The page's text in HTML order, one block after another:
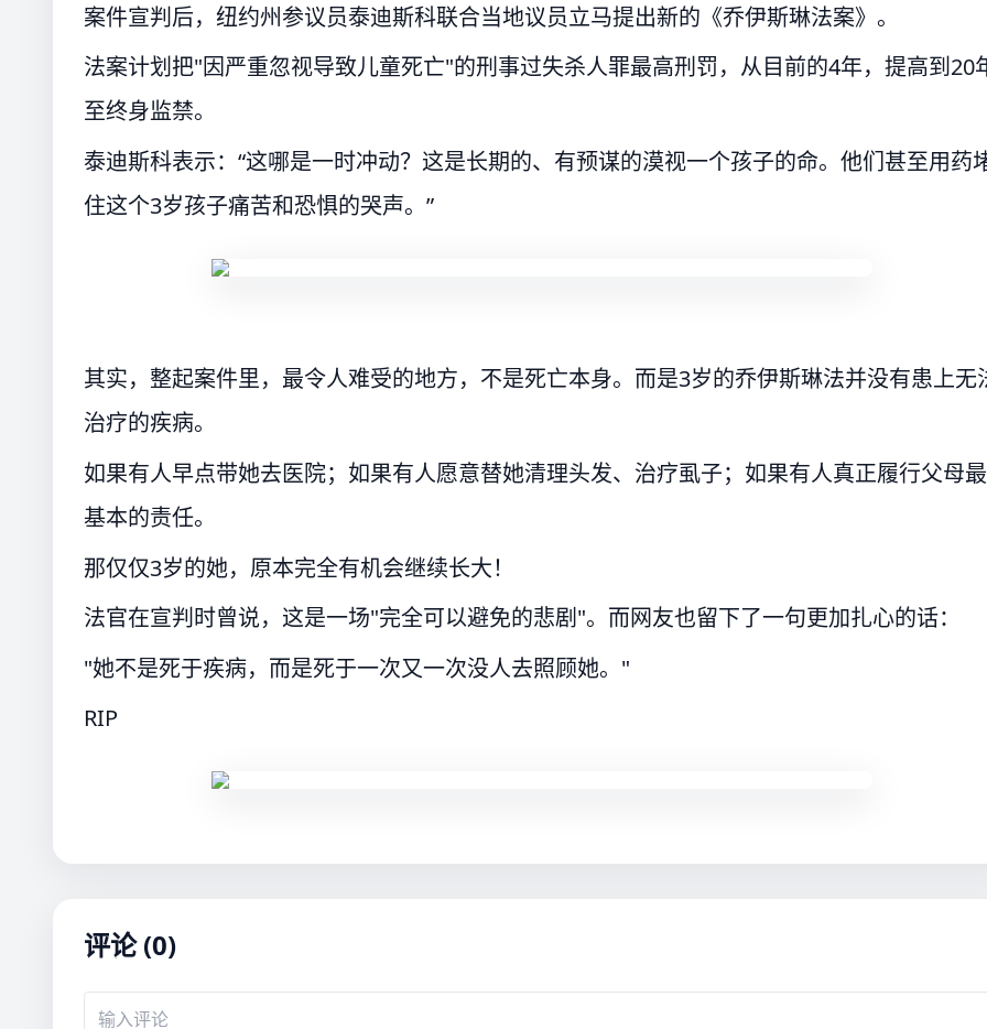
案件宣判后，纽约州参议员泰迪斯科联合当地议员立马提出新的《乔伊斯琳法案》。
法案计划把"因严重忽视导致儿童死亡"的刑事过失杀人罪最高刑罚，从目前的4年，提高到20
至终身监禁。
泰迪斯科表示：“这哪是一时冲动？这是长期的、有预谋的漠视一个孩子的命。他们甚至用药
住这个3岁孩子痛苦和恐惧的哭声。”
其实，整起案件里，最令人难受的地方，不是死亡本身。而是3岁的乔伊斯琳法并没有患上无
治疗的疾病。
如果有人早点带她去医院；如果有人愿意替她清理头发、治疗虱子；如果有人真正履行父母最
基本的责任。
那仅仅3岁的她，原本完全有机会继续长大！
法官在宣判时曾说，这是一场"完全可以避免的悲剧"。而网友也留下了一句更加扎心的话：
"她不是死于疾病，而是死于一次又一次没人去照顾她。"
RIP
评论 (0)